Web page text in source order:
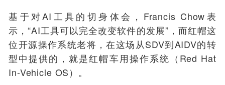
基于对AI工具的切身体会，Francis Chow表
示，“AI工具可以完全改变软件的发展”，而红帽这
位开源操作系统老将，在这场从SDV到AIDV的转
型中提供的，就是红帽车用操作系统（ Red Hat
In-Vehicle OS）。